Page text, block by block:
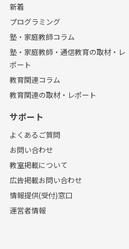
新着
プログラミング
塾・家庭教師コラム
塾・家庭教師・通信教育の取材・レ
ポート
教育関連コラム
教育関連の取材・レポート
サポート
よくあるご質問
お問い合わせ
教室掲載について
広告掲載お問い合わせ
情報提供(受付)窓口
運営者情報